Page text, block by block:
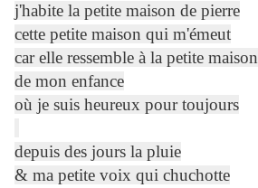
j'habite la petite maison de pierre
cette petite maison qui m'émeut
car elle ressemble à la petite maison
de mon enfance
où je suis heureux pour toujours
depuis des jours la pluie
& ma petite voix qui chuchotte